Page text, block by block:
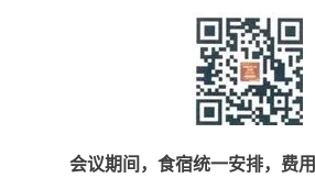
会议期间，食宿统一安排，费用